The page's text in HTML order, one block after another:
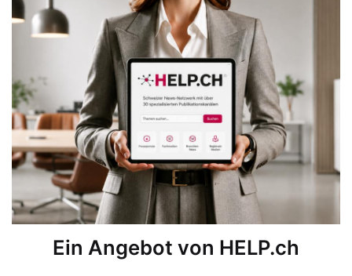
Ein Angebot von HELP.ch